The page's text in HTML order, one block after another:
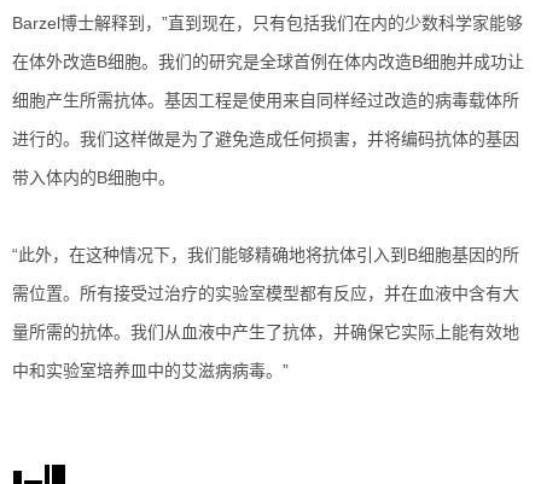
Barzel博士解释到，”直到现在，只有包括我们在内的少数科学家能够
在体外改造B细胞。我们的研究是全球首例在体内改造B细胞并成功让
细胞产生所需抗体。基因工程是使用来自同样经过改造的病毒载体所
进行的。我们这样做是为了避免造成任何损害，并将编码抗体的基因
带入体内的B细胞中。
“此外，在这种情况下，我们能够精确地将抗体引入到B细胞基因的所
需位置。所有接受过治疗的实验室模型都有反应，并在血液中含有大
量所需的抗体。我们从血液中产生了抗体，并确保它实际上能有效地
中和实验室培养皿中的艾滋病病毒。”